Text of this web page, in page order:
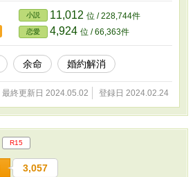
小説 11,012 位 / 228,744件
恋愛 4,924 位 / 66,363件
余命 婚約解消
最終更新日 2024.05.02 登録日 2024.02.24
R15
3,057